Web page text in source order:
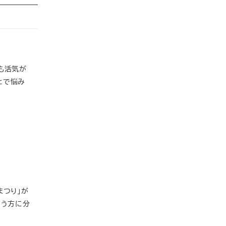
活気が
で悩み
り」が
方に分